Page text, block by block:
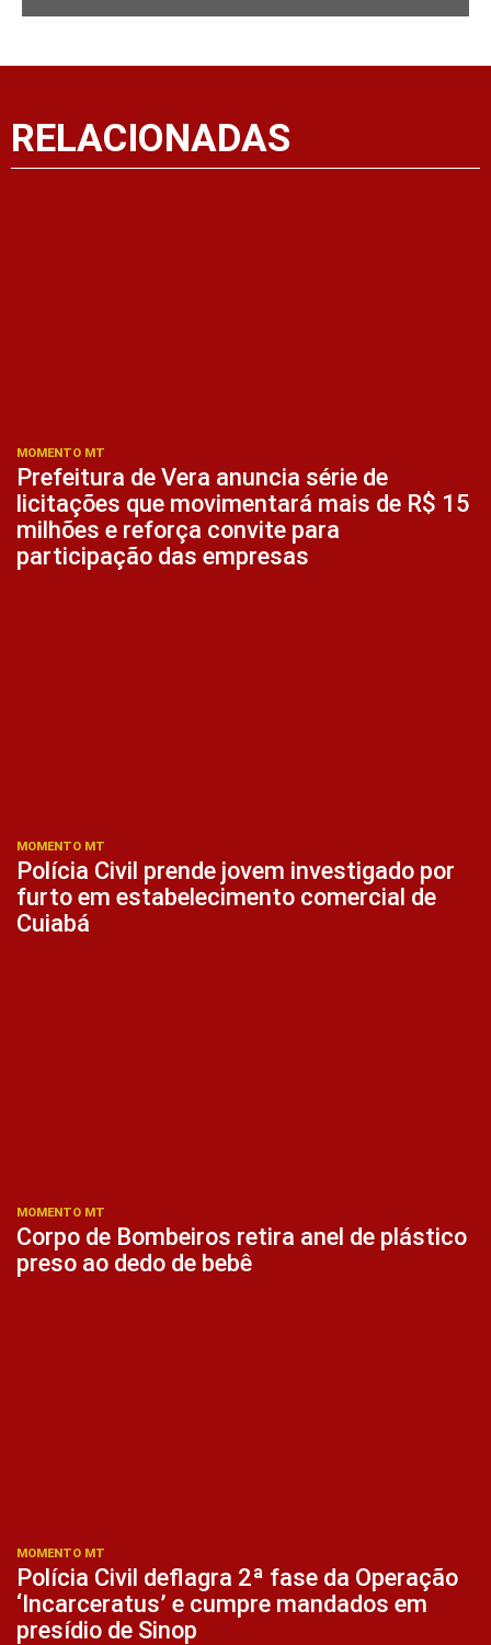
RELACIONADAS
MOMENTO MT
Prefeitura de Vera anuncia série de
licitações que movimentará mais de R$ 15
milhões e reforça convite para
participação das empresas
MOMENTO MT
Polícia Civil prende jovem investigado por
furto em estabelecimento comercial de
Cuiabá
MOMENTO MT
Corpo de Bombeiros retira anel de plástico
preso ao dedo de bebê
MOMENTO MT
Polícia Civil deflagra 2ª fase da Operação
‘Incarceratus’ e cumpre mandados em
presídio de Sinop